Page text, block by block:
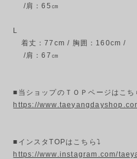
/肩：65㎝
L
着丈：77cm / 胸囲：160cm /
/肩：67㎝
■当ショップのＴＯＰページはこち
https://
■インスタTOPはこちら⤵
https://www.instagram.com/